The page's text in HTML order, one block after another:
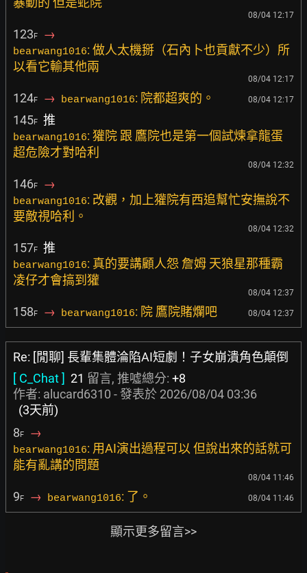
08/04 12:17
123F →
bearwang1016: 做人太機掰（石內卜也貢獻不少）所
以看它輸其他兩
08/04 12:17
124F → bearwang1016: 院都超爽的。 08/04 12:17
145F 推
bearwang1016: 獾院 跟 鷹院也是第一個試煉拿龍蛋
超危險才對哈利
08/04 12:32
146F →
bearwang1016: 改觀，加上獾院有西追幫忙安撫說不
要敵視哈利。
08/04 12:32
157F 推
bearwang1016: 真的要講顧人怨 詹姆 天狼星那種霸
凌仔才會搞到獾
08/04 12:37
158F → bearwang1016: 院 鷹院賭爛吧 08/04 12:37
Re: [閒聊] 長輩集體淪陷AI短劇！子女崩潰角色顛倒
[ C_Chat ] 21 留言, 推噓總分: +8
作者: alucard6310 - 發表於 2026/08/04 03:36
(3天前)
8F →
bearwang1016: 用AI演出過程可以 但說出來的話就可
能有亂講的問題
08/04 11:46
9F → bearwang1016: 了。 08/04 11:46
顯示更多留言>>